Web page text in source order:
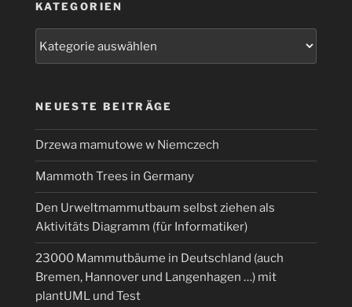
KATEGORIEN
NEUESTE BEITRÄGE
Drzewa mamutowe w Niemczech
Mammoth Trees in Germany
Den Urweltmammutbaum selbst ziehen als
Aktivitäts Diagramm (für Informatiker)
23000 Mammutbäume in Deutschland (auch
Bremen, Hannover und Langenhagen …) mit
plantUML und Test